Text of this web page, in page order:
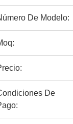
De Modelo:
De